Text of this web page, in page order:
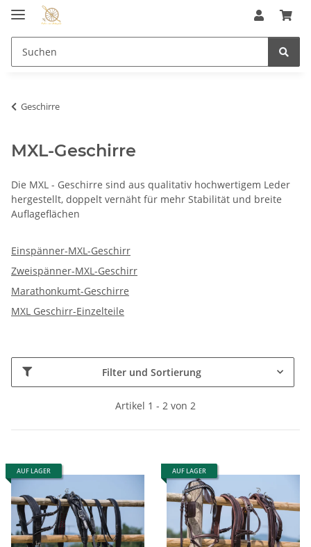
Geschirre
MXL-Geschirre
Die MXL - Geschirre sind aus qualitativ hochwertigem Leder
hergestellt, doppelt vernäht für mehr Stabilität und breite
Auflageflächen
Einspänner-MXL-Geschirr
Zweispänner-MXL-Geschirr
Marathonkumt-Geschirre
MXL Geschirr-Einzelteile
Filter und Sortierung
Artikel 1 - 2 von 2
AUF LAGER AUF LAGER